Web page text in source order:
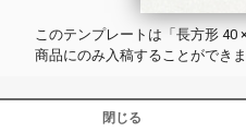
円形 直径 50mm
い
レートを選択する
このテンプレート は「長方形 40
商品にのみ入稿することができま
閉じる